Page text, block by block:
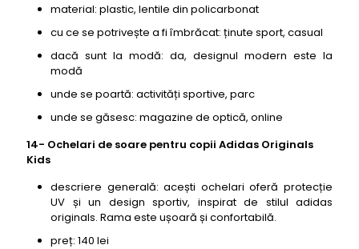
material: plastic, lentile din policarbonat
cu ce se potrivește a fi îmbrăcat: ținute sport, casual
dacă sunt la modă: da, designul modern este la
modă
unde se poartă: activități sportive, parc
unde se găsesc: magazine de optică, online
14- Ochelari de soare pentru copii Adidas Originals
Kids
descriere generală: acești ochelari oferă protecție
UV și un design sportiv, inspirat de stilul adidas
originals. Rama este ușoară și confortabilă.
preț: 140 lei